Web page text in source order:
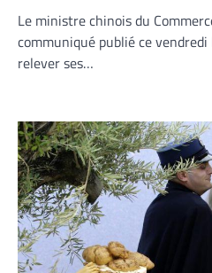
Le ministre chinois du
communiqué publié ce
relever ses…